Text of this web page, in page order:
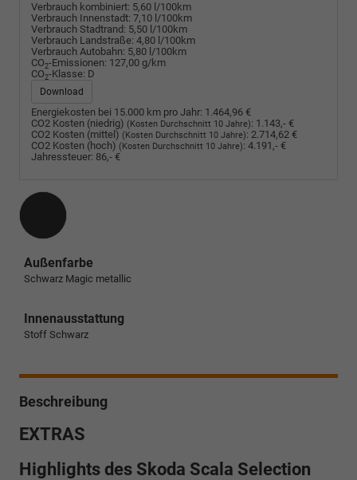
Verbrauch kombiniert: 5,60 l/100km
Verbrauch Innenstadt: 7,10 l/100km
Verbrauch Stadtrand: 5,50 l/100km
Verbrauch Landstraße: 4,80 l/100km
Verbrauch Autobahn: 5,80 l/100km
CO2-Emissionen: 127,00 g/km
CO2-Klasse: D
Download
Energiekosten bei 15.000 km pro Jahr: 1.464,96 €
CO2 Kosten (niedrig) (Kosten Durchschnitt 10 Jahre): 1.143,- €
CO2 Kosten (mittel) (Kosten Durchschnitt 10 Jahre): 2.714,62 €
CO2 Kosten (hoch) (Kosten Durchschnitt 10 Jahre): 4.191,- €
Jahressteuer: 86,- €
Außenfarbe
Schwarz Magic metallic
Innenausstattung
Stoff Schwarz
Beschreibung
EXTRAS
Highlights des Skoda Scala Selection